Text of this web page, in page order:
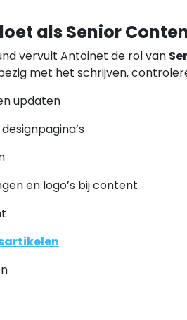
als Senior
vervult Antoinet de rol van
met het schrijven,
updaten
en logo’s bij content